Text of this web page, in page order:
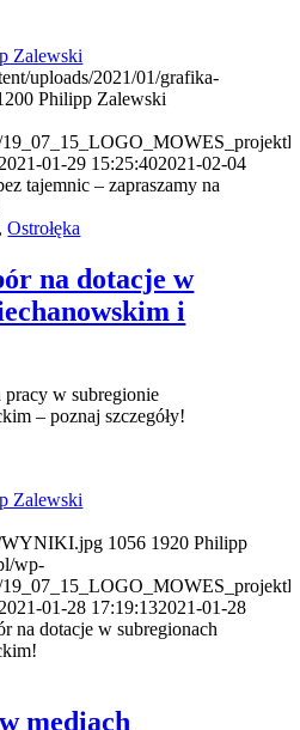
Zalewski
uploads/2021/01/grafika-
Philipp Zalewski
2021-01-29 15:25:402021-02-04
tajemnic – zapraszamy na
Ostrołęka
na dotacje w
i
pracy w subregionie
– poznaj szczegóły!
Zalewski
WYNIKI.jpg 1056 1920 Philipp
wp-
2021-01-28 17:19:132021-01-28
na dotacje w subregionach
mediach